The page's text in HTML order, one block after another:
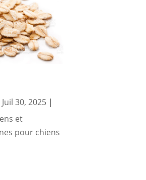
Juil 30, 2025|
et
pour chiens